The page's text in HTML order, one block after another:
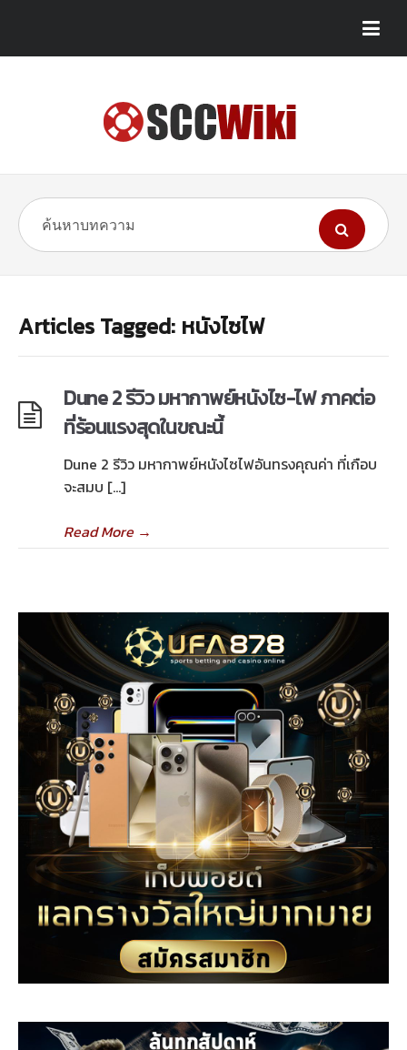
Articles Tagged: หนังไซไฟ
Dune 2 รีวิว มหากาพย์หนังไซ-ไฟ ภาคต่อ
ที่ร้อนแรงสุดในขณะนี้
Dune 2 รีวิว มหากาพย์หนังไซไฟอันทรงคุณค่า ที่เกือบ
จะสมบ […]
Read More→